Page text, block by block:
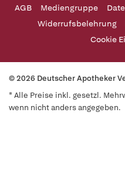
AGB Mediengruppe
Widerrufsbelehrung
Cookie
© 2026 Deutscher Apotheker
* Alle Preise inkl. gesetzl.
wenn nicht anders angegeben.